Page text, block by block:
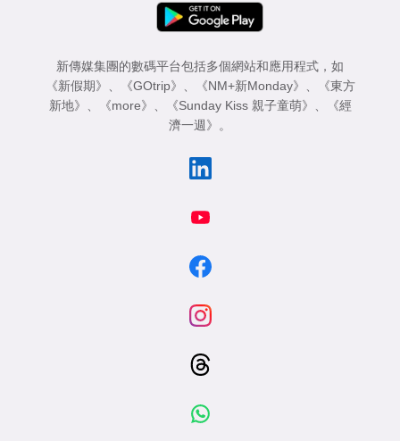
新傳媒集團的數碼平台包括多個網站和應用程式，如
《新假期》
《GOtrip》 《NM+新Monday》
《東方
新地》
《more》 《Sunday Kiss 親子童萌》
《經
濟一週》
。